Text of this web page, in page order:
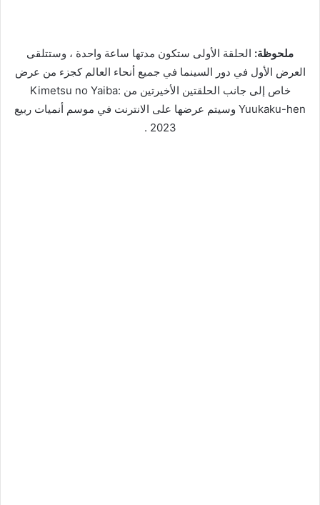
ملحوظة: الحلقة الأولى ستكون مدتها ساعة واحدة ، وستتلقى
العرض الأول في دور السينما في جميع أنحاء العالم كجزء من عرض
خاص إلى جانب الحلقتين الأخيرتين من Kimetsu no Yaiba:
Yuukaku-hen وسيتم عرضها على الانترنت في موسم أنميات ربيع
2023 .